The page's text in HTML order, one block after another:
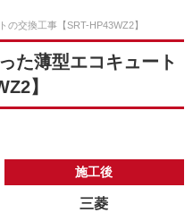
交換工事【SRT-HP43WZ2】
た薄型エコキュート
】
施工後
三菱